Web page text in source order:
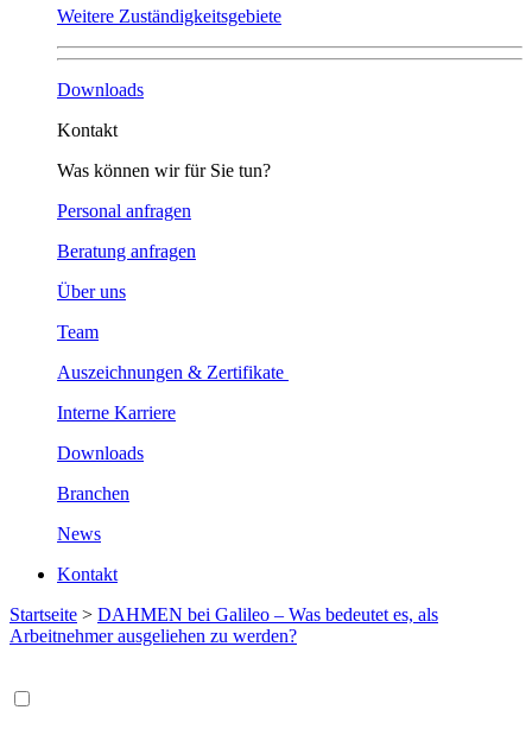
Weitere Zuständigkeitsgebiete
Downloads
Kontakt
Was können wir für Sie tun?
Personal anfragen
Beratung anfragen
Über uns
Team
Auszeichnungen & Zertifikate
Interne Karriere
Downloads
Branchen
News
Kontakt
Startseite > DAHMEN bei Galileo – Was bedeutet es, als
Arbeitnehmer ausgeliehen zu werden?